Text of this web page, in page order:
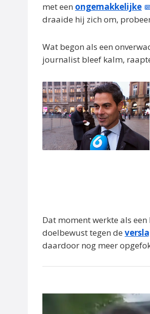
met een ongemakkelijke
draaide hij zich om,
Wat begon als een
journalist bleef kalm,
Dat moment werkte als
doelbewust tegen de
daardoor nog meer